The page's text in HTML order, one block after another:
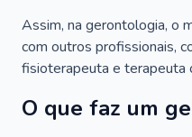
Assim, na gerontologia, o
com outros profissionais,
fisioterapeuta e terapeuta
O que faz um